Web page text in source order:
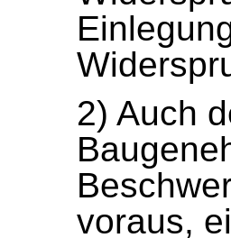
2) Auch
voraus,